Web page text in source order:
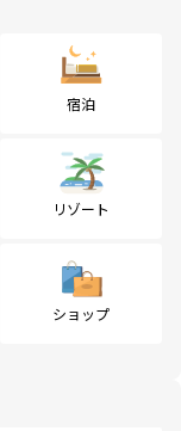
宿泊
リゾート
ショップ